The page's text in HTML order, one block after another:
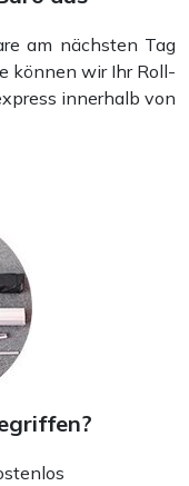
am nächsten Tag
können wir Ihr Roll-
innerhalb von